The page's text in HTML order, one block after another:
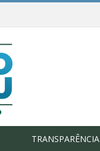
TRANSPARÊNCIA